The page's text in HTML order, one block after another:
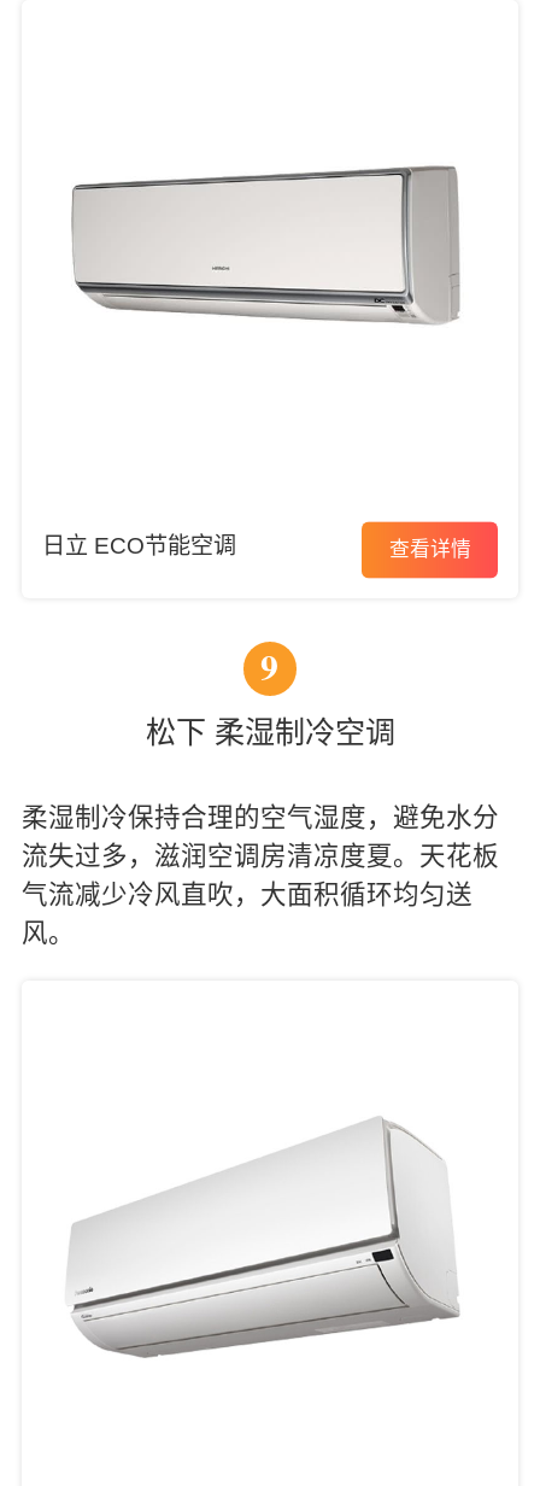
日立 ECO节能空调 查看详情
9
松下 柔湿制冷空调
柔湿制冷保持合理的空气湿度，避免水分
流失过多，滋润空调房清凉度夏。天花板
气流减少冷风直吹，大面积循环均匀送
风。